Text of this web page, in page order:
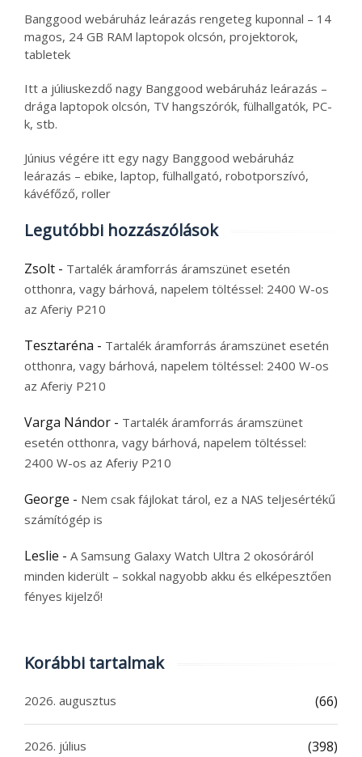
Banggood webáruház leárazás rengeteg kuponnal – 14
magos, 24 GB RAM laptopok olcsón, projektorok,
tabletek
Itt a júliuskezdő nagy Banggood webáruház leárazás –
drága laptopok olcsón, TV hangszórók, fülhallgatók, PC-
k, stb.
Június végére itt egy nagy Banggood webáruház
leárazás – ebike, laptop, fülhallgató, robotporszívó,
kávéfőző, roller
Legutóbbi hozzászólások
Zsolt - Tartalék áramforrás áramszünet esetén
otthonra, vagy bárhová, napelem töltéssel: 2400 W-os
az Aferiy P210
Tesztaréna - Tartalék áramforrás áramszünet esetén
otthonra, vagy bárhová, napelem töltéssel: 2400 W-os
az Aferiy P210
Varga Nándor - Tartalék áramforrás áramszünet
esetén otthonra, vagy bárhová, napelem töltéssel:
2400 W-os az Aferiy P210
George - Nem csak fájlokat tárol, ez a NAS teljesértékű
számítógép is
Leslie - A Samsung Galaxy Watch Ultra 2 okosóráról
minden kiderült – sokkal nagyobb akku és elképesztően
fényes kijelző!
Korábbi tartalmak
2026. augusztus (66)
2026. július (398)